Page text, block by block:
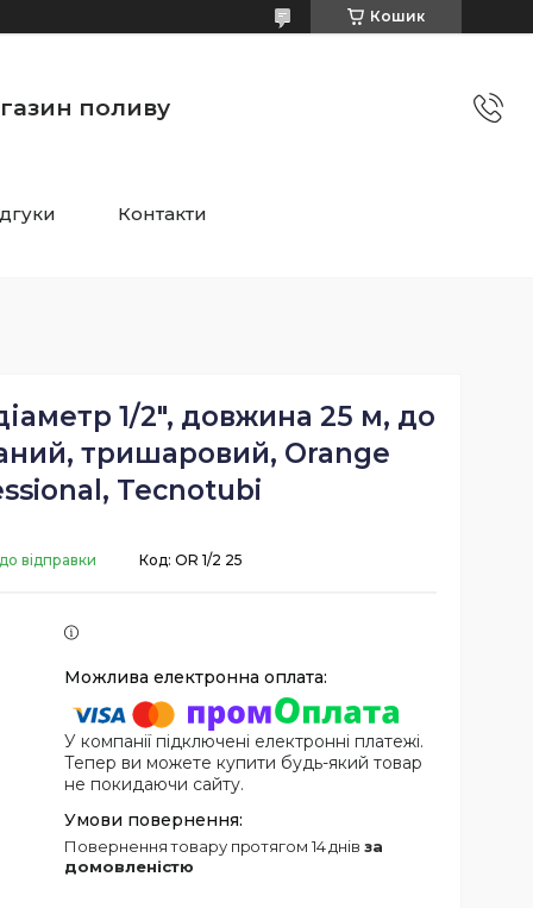
Кошик
поливу
Контакти
1/2", довжина 25 м, до
тришаровий, Orange
Tecnotubi
відправки Код: OR 1/2 25
У компанії підключені електронні платежі.
Тепер ви можете купити будь-який товар
не покидаючи сайту.
повернення товару протягом 14 днів за
домовленістю